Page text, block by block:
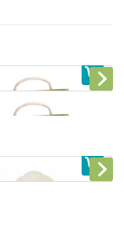
By The Bay knuffel Nibble
Konijn Crème 38cm